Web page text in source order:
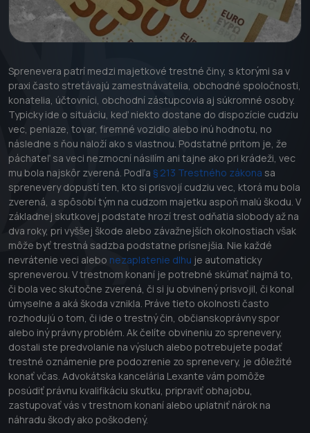
Sprenevera patrí medzi majetkové trestné činy, s ktorými sa v
praxi často stretávajú zamestnávatelia, obchodné spoločnosti,
konatelia, účtovníci, obchodní zástupcovia aj súkromné osoby.
Typicky ide o situáciu, keď niekto dostane do dispozície cudziu
vec, peniaze, tovar, firemné vozidlo alebo inú hodnotu, no
následne s ňou naloží ako s vlastnou. Podstatné pritom je, že
páchateľ sa veci nezmocní násilím ani tajne ako pri krádeži, vec
mu bola najskôr zverená. Podľa § 213 Trestného zákona sa
sprenevery dopustí ten, kto si prisvojí cudziu vec, ktorá mu bola
zverená, a spôsobí tým na cudzom majetku aspoň malú škodu. V
základnej skutkovej podstate hrozí trest odňatia slobody až na
dva roky, pri vyššej škode alebo závažnejších okolnostiach však
môže byť trestná sadzba podstatne prísnejšia. Nie každé
nevrátenie veci alebo nezaplatenie dlhu je automaticky
spreneverou. V trestnom konaní je potrebné skúmať najmä to,
či bola vec skutočne zverená, či si ju obvinený prisvojil, či konal
úmyselne a aká škoda vznikla. Práve tieto okolnosti často
rozhodujú o tom, či ide o trestný čin, občianskoprávny spor
alebo iný právny problém. Ak čelíte obvineniu zo sprenevery,
dostali ste predvolanie na výsluch alebo potrebujete podať
trestné oznámenie pre podozrenie zo sprenevery, je dôležité
konať včas. Advokátska kancelária Lexante vám pomôže
posúdiť právnu kvalifikáciu skutku, pripraviť obhajobu,
zastupovať vás v trestnom konaní alebo uplatniť nárok na
náhradu škody ako poškodený.